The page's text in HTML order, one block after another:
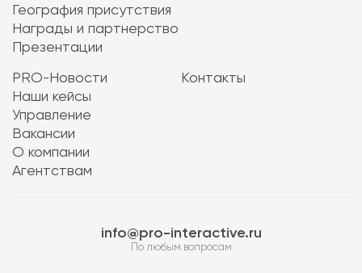
География присутствия
Награды и партнерство
Презентации
PRO-Новости
Наши кейсы
Управление
Вакансии
О компании
Агентствам
Контакты
info@pro-interactive.ru
По любым вопросам